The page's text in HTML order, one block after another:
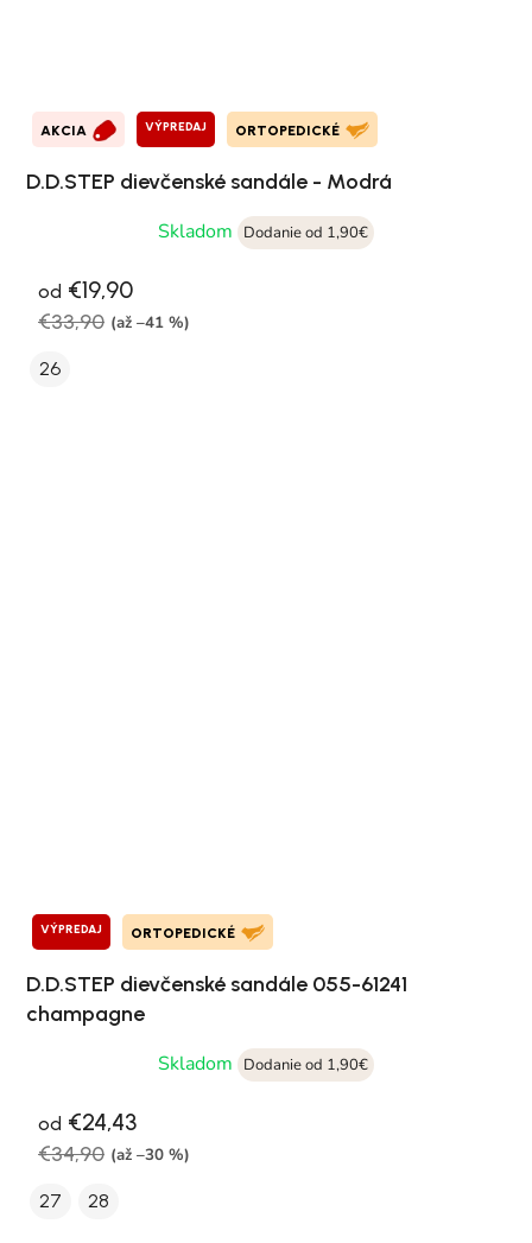
AKCIA VÝPREDAJ ORTOPEDICKÉ
D.D.STEP dievčenské sandále - Modrá
Skladom
Dodanie od 1,90€
od €19,90
€33,90 (až –41 %)
26
VÝPREDAJ ORTOPEDICKÉ
D.D.STEP dievčenské sandále 055-61241
champagne
Skladom
Dodanie od 1,90€
od €24,43
€34,90 (až –30 %)
27 28